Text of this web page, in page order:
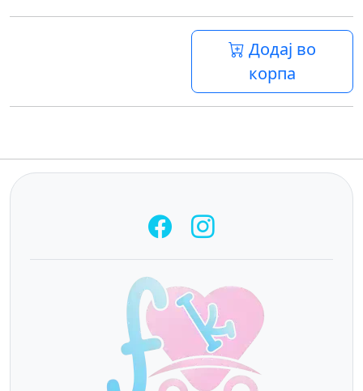
Додај во
корпа